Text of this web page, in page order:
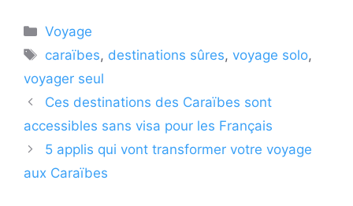
Catégories
Voyage
Étiquettes
caraïbes, destinations sûres,voyage solo,
voyager seul
Ces destinations des Caraïbes sont
accessibles sans visa pour les Français
5 applis qui vont transformer votre voyage
aux Caraïbes